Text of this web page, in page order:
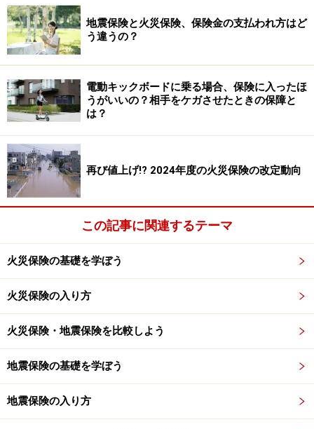
地震保険と火災保険、保険金の支払われ方はど
う違うの？
電動キックボードに乗る場合、保険に入ったほ
うがいいの？相手をケガさせたときの保障と
は？
再び値上げ!? 2024年度の火災保険の改定動向
この記事に関連するテーマ
火災保険の基礎を学ぼう
火災保険の入り方
火災保険・地震保険を比較しよう
地震保険の基礎を学ぼう
地震保険の入り方